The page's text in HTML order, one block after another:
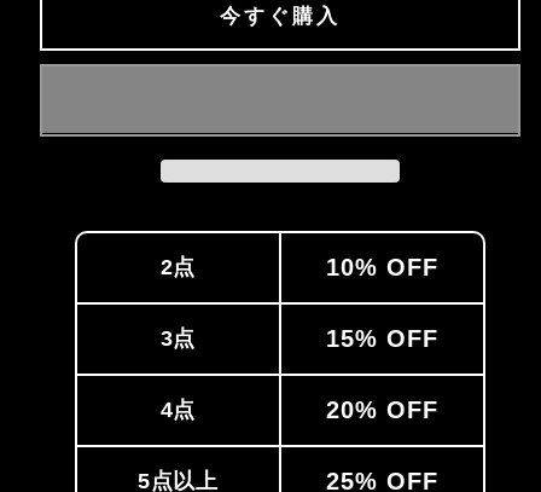
ら
や
今すぐ購入
2点 10% OFF
3点 15% OFF
4点 20% OFF
5点以上 25% OFF